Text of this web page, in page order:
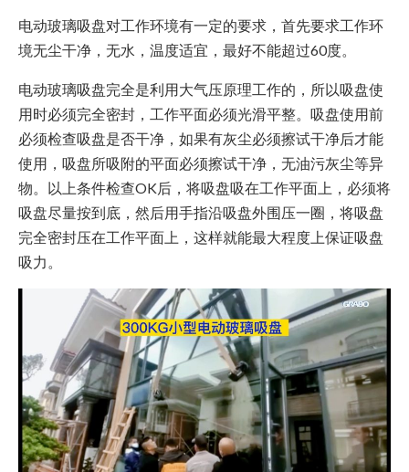
电动玻璃吸盘对工作环境有一定的要求，首先要求工作环
境无尘干净，无水，温度适宜，最好不能超过60度。
电动玻璃吸盘完全是利用大气压原理工作的，所以吸盘使
用时必须完全密封，工作平面必须光滑平整。吸盘使用前
必须检查吸盘是否干净，如果有灰尘必须擦试干净后才能
使用，吸盘所吸附的平面必须擦试干净，无油污灰尘等异
物。以上条件检查OK后，将吸盘吸在工作平面上，必须将
吸盘尽量按到底，然后用手指沿吸盘外围压一圈，将吸盘
完全密封压在工作平面上，这样就能最大程度上保证吸盘
吸力。